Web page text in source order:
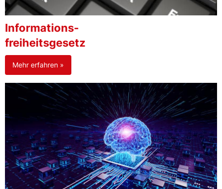
Informations-
freiheitsgesetz
Mehr erfahren »